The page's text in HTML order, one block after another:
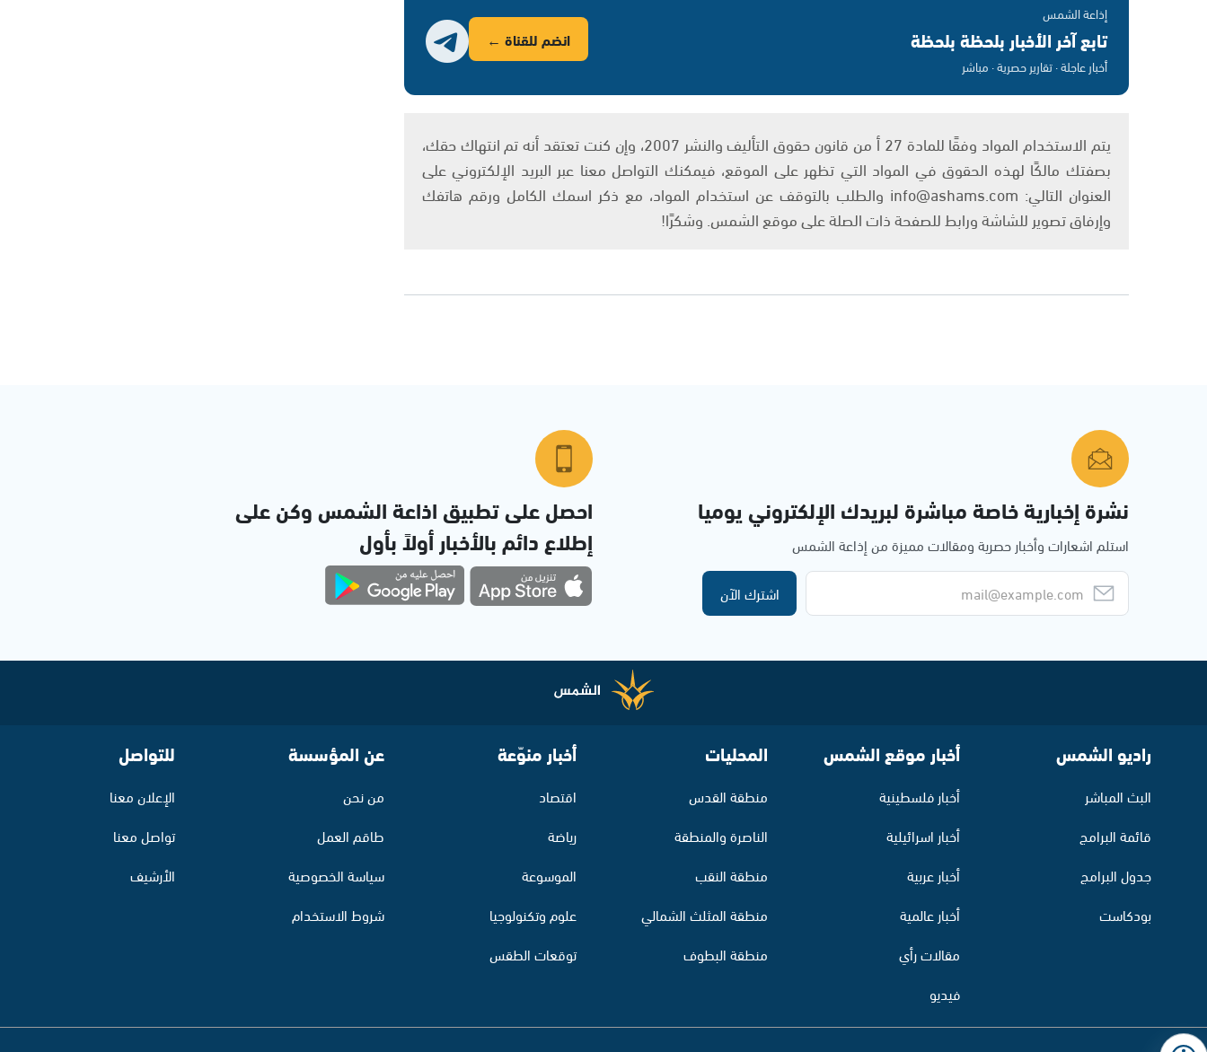
إذاعة الشمس
تابع آخر الأخبار بلحظة بلحظة
أخبار عاجلة · تقارير حصرية · مباشر
انضم للقناة ←
يتم الاستخدام المواد وفقًا للمادة 27 أ من قانون حقوق التأليف والنشر 2007، وإن كنت تعتقد أنه تم انتهاك حقك،
بصفتك مالكًا لهذه الحقوق في المواد التي تظهر على الموقع، فيمكنك التواصل معنا عبر البريد الإلكتروني على
العنوان التالي: info@ashams.com والطلب بالتوقف عن استخدام المواد، مع ذكر اسمك الكامل ورقم هاتفك
وإرفاق تصوير للشاشة ورابط للصفحة ذات الصلة على موقع الشمس. وشكرًا!
نشرة إخبارية خاصة مباشرة لبريدك الإلكتروني يوميا
استلم اشعارات وأخبار حصرية ومقالات مميزة من إذاعة الشمس
اشترك الآن
احصل على تطبيق اذاعة الشمس وكن على
إطلاع دائم بالأخبار أولاً بأول
راديو الشمس
البث المباشر
قائمة البرامج
جدول البرامج
بودكاست
أخبار موقع الشمس
أخبار فلسطينية
أخبار اسرائيلية
أخبار عربية
أخبار عالمية
مقالات رأي
فيديو
المحليات
منطقة القدس
الناصرة والمنطقة
منطقة النقب
منطقة المثلث الشمالي
منطقة البطوف
أخبار منوّعة
اقتصاد
رياضة
الموسوعة
علوم وتكنولوجيا
توقعات الطقس
عن المؤسسة
من نحن
طاقم العمل
سياسة الخصوصية
شروط الاستخدام
للتواصل
الإعلان معنا
تواصل معنا
الأرشيف